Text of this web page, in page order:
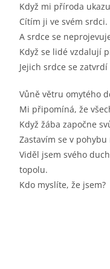
Když mi příroda
Cítím ji ve svém srdci.
A srdce se
Když se lidé vzdalují
Jejich srdce se
Vůně větru omytého
Mi připomíná, že
Když žába započne
Zastavím se v
Viděl jsem svého
topolu.
Kdo myslíte, že jsem?